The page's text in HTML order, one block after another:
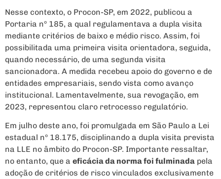
Nesse contexto, o Procon-SP, em 2022, publicou a
Portaria nº 185, a qual regulamentava a dupla visita
mediante critérios de baixo e médio risco. Assim, foi
possibilitada uma primeira visita orientadora, seguida,
quando necessário, de uma segunda visita
sancionadora. A medida recebeu apoio do governo e de
entidades empresariais, sendo vista como avanço
institucional. Lamentavelmente, sua revogação, em
2023, representou claro retrocesso regulatório.
Em julho deste ano, foi promulgada em São Paulo a Lei
estadual nº 18.175, disciplinando a dupla visita prevista
na LLE no âmbito do Procon-SP. Importante ressaltar,
no entanto, que a eficácia da norma foi fulminada pela
adoção de critérios de risco vinculados exclusivamente